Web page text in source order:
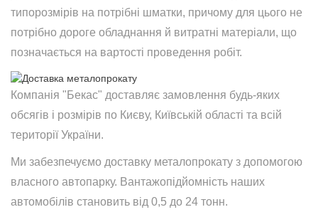
типорозмірів на потрібні шматки, причому для цього не
потрібно дороге обладнання й витратні матеріали, що
позначається на вартості проведення робіт.
Компанія "Бекас" доставляє замовлення будь-яких
обсягів і розмірів по Києву, Київській області та всій
території України.
Ми забезпечуємо доставку металопрокату з допомогою
власного автопарку. Вантажопідйомність наших
автомобілів становить від 0,5 до 24 тонн.